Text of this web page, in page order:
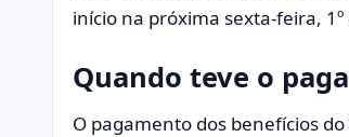
início na próxima sexta-feira,
Quando teve o
O pagamento dos benefícios